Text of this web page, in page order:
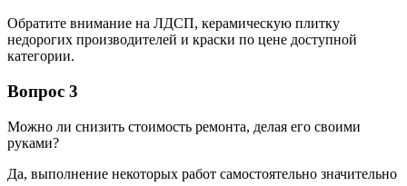
Обратите внимание на ЛДСП, керамическую плитку
недорогих производителей и краски по цене доступной
категории.
Вопрос 3
Можно ли снизить стоимость ремонта, делая его своими
руками?
Да, выполнение некоторых работ самостоятельно значительно